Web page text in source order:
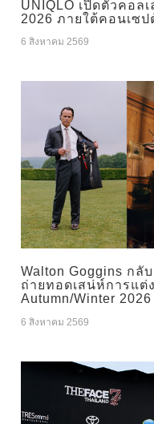
UNIQLO เปิดตัวคอล
2026 ภายใต้คอนเซป
6 สิงหาคม 2569
Walton Goggins กลั
ถ่ายทอดเสน่ห์การแ
Autumn/Winter 2026
6 สิงหาคม 2569